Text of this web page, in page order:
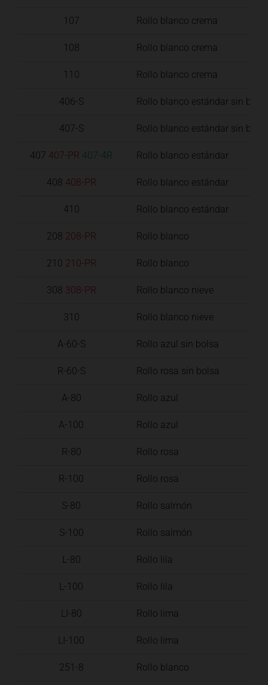
107 Rollo blanco crema
108 Rollo blanco crema
110 Rollo blanco crema
406-S Rollo blanco estándar sin
407-S Rollo blanco estándar sin
407 407-PR 407-4R Rollo blanco estándar
408 408-PR Rollo blanco estándar
410 Rollo blanco estándar
208 208-PR Rollo blanco
210 210-PR Rollo blanco
308 308-PR Rollo blanco nieve
310 Rollo blanco nieve
A-60-S Rollo azul sin bolsa
R-60-S Rollo rosa sin bolsa
A-80 Rollo azul
A-100 Rollo azul
R-80 Rollo rosa
R-100 Rollo rosa
S-80 Rollo salmón
S-100 Rollo salmón
L-80 Rollo lila
L-100 Rollo lila
LI-80 Rollo lima
LI-100 Rollo lima
251-8 Rollo blanco